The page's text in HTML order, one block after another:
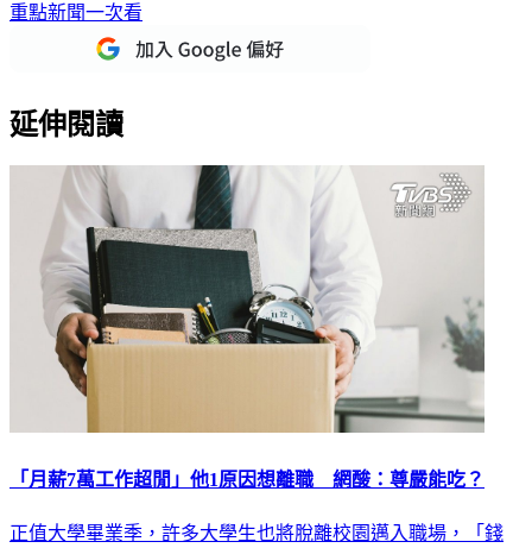
重點新聞一次看
延伸閱讀
「月薪7萬工作超閒」他1原因想離職 網酸：尊嚴能吃？
正值大學畢業季，許多大學生也將脫離校園邁入職場，「錢